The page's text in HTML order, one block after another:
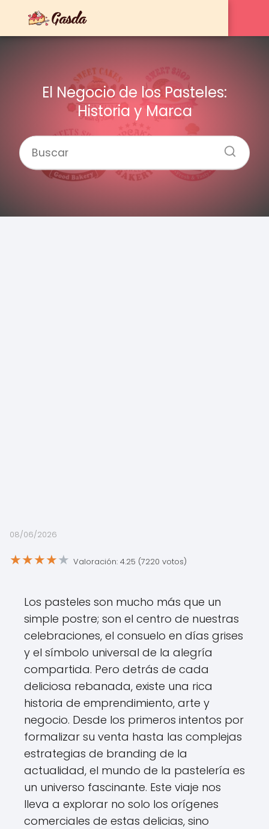
El Negocio de los Pasteles:
Historia y Marca
08/06/2026
★★★★★ Valoración: 4.25 (7220 votos)
Los pasteles son mucho más que un
simple postre; son el centro de nuestras
celebraciones, el consuelo en días grises
y el símbolo universal de la alegría
compartida. Pero detrás de cada
deliciosa rebanada, existe una rica
historia de emprendimiento, arte y
negocio. Desde los primeros intentos por
formalizar su venta hasta las complejas
estrategias de branding de la
actualidad, el mundo de la pastelería es
un universo fascinante. Este viaje nos
lleva a explorar no solo los orígenes
comerciales de estas delicias, sino